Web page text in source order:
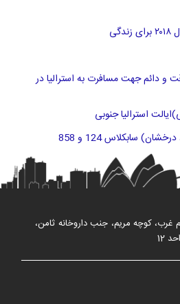
و دائم جهت مسافرت به استرالیا در
استرالیا جنوبی
سابکلاس 124 و 858
غرب، کوچه مریم، جنب داروخانه ثامن،